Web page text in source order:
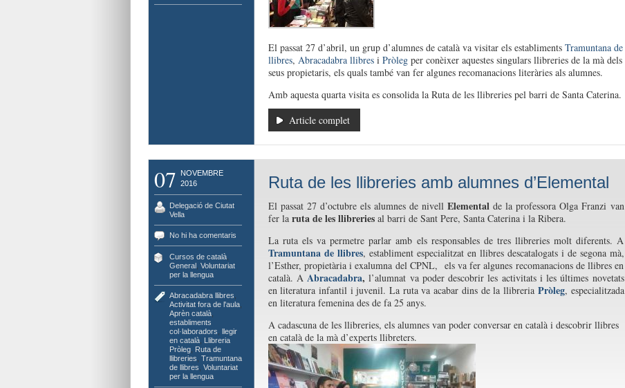
El passat 27 d’abril, un grup d’alumnes de català va visitar els establiments Tramuntana de
llibres, Abracadabra llibres i Pròlegper conèixer aquestes singulars llibreries de la mà dels
seus propietaris, els quals també van fer algunes recomanacions literàries als alumnes.
Amb aquesta quarta visita es consolida la Ruta de les llibreries pel barri de Santa Caterina.
Article complet
07
NOVEMBRE
2016
Delegació de Ciutat
Vella
No hi ha comentaris
Cursos de català,
General, Voluntariat
per la llengua
Abracadabra llibres
Activitat fora de l'aula,
Aprèn català,
establiments
col·laboradors llegir
en català, Llibreria
Pròleg, Ruta de
llibreries Tramuntana
de llibres Voluntariat
per la llengua
Ruta de les llibreries amb alumnes d’Elemental
El passat 27 d’octubre els alumnes de nivellElemental de la professora Olga Franzi van
fer laruta de les llibreriesal barri de Sant Pere, Santa Caterina i la Ribera.
La ruta els va permetre parlar amb els responsables de tres llibreries molt diferents. A
Tramuntana de llibres, establiment especialitzat en llibres descatalogats i de segona mà,
l’Esther, propietària i exalumna del CPNL, els va fer algunes recomanacions de llibres en
català. A Abracadabra, l’alumnat va poder descobrir les activitats i les últimes novetats
en literatura infantil i juvenil. La ruta va acabar dins de la llibreria Pròleg, especialitzada
en literatura femenina des de fa 25 anys.
A cadascuna de les llibreries, els alumnes van poder conversar en català i descobrir llibres
en català de la mà d’experts llibreters.